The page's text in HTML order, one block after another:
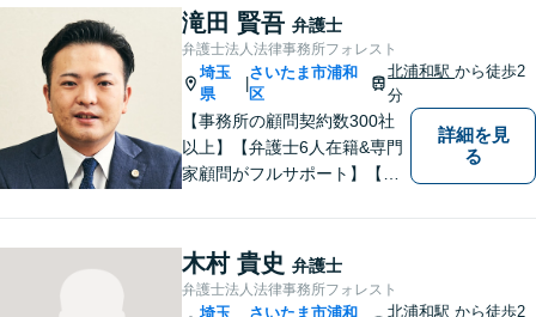
ような案件に対してもご依頼
者様に寄り添って真摯に対応
すること」がモットーです。
【完全個室】
滝田 賢吾 弁護士
弁護士法人法律事務所フォレスト
埼玉
県
|
さいたま市浦和
区
北浦和駅から徒歩2
分
【事務所の顧問契約数300社
以上】【弁護士6人在籍&専門
家顧問がフルサポート】【北
護士が労働雇用、債権回収、
商取引問題などに対応しま
す。中小企業さま、個人事業
主さまからのご相談に注力
詳細を見
る
木村 貴史 弁護士
弁護士法人法律事務所フォレスト
埼玉 さいたま市浦和 北浦和駅から徒歩2